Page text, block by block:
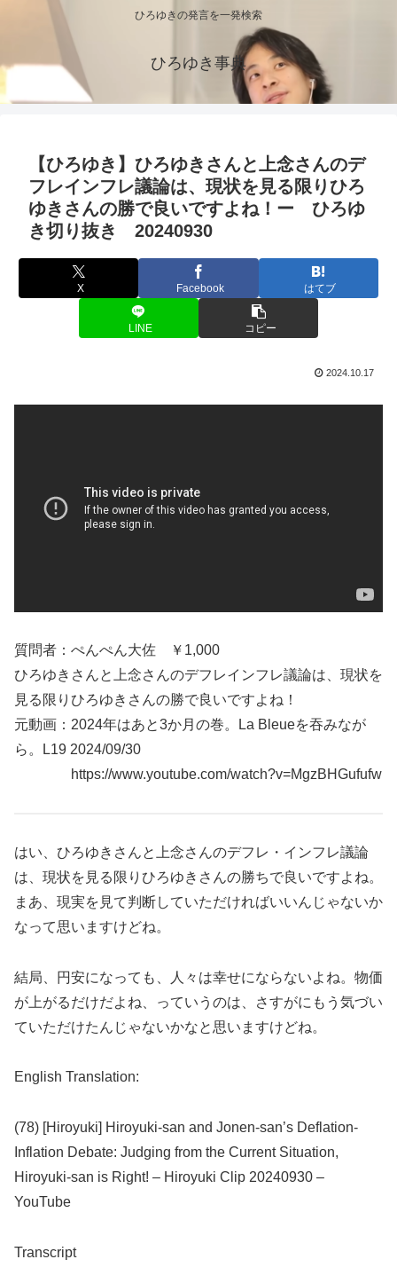
ひろゆきの発言を一発検索
ひろゆき事典
【ひろゆき】ひろゆきさんと上念さんのデ
フレインフレ議論は、現状を見る限りひろ
ゆきさんの勝で良いですよね！ー ひろゆ
き切り抜き 20240930
X Facebook はてブ
LINE コピー
2024.10.17
質問者：ぺんぺん大佐 ￥1,000
ひろゆきさんと上念さんのデフレインフレ議論は、現状を
見る限りひろゆきさんの勝で良いですよね！
元動画：2024年はあと3か月の巻。La Bleueを吞みなが
ら。L19 2024/09/30
https://www.youtube.com/watch?v=MgzBHGufufw
はい、ひろゆきさんと上念さんのデフレ・インフレ議論
は、現状を見る限りひろゆきさんの勝ちで良いですよね。
まあ、現実を見て判断していただければいいんじゃないか
なって思いますけどね。
結局、円安になっても、人々は幸せにならないよね。物価
が上がるだけだよね、っていうのは、さすがにもう気づい
ていただけたんじゃないかなと思いますけどね。
English Translation:
(78) [Hiroyuki] Hiroyuki-san and Jonen-san’s Deflation-
Inflation Debate: Judging from the Current Situation,
Hiroyuki-san is Right! – Hiroyuki Clip 20240930 –
YouTube
Transcript